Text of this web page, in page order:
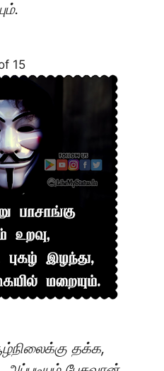
15
தக்க,